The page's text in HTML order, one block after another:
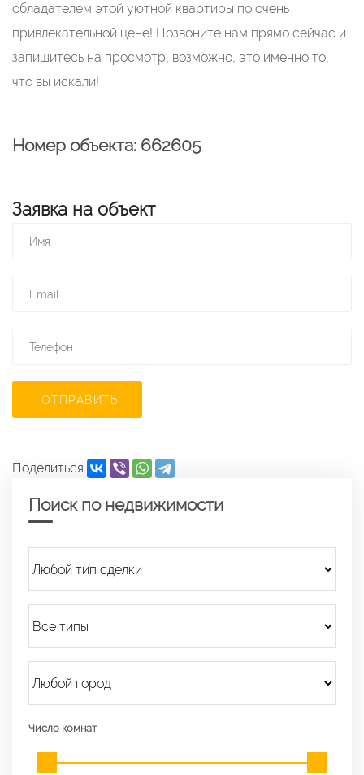
обладателем этой уютной квартиры по очень
привлекательной цене! Позвоните нам прямо сейчас и
запишитесь на просмотр, возможно, это именно то,
что вы искали!
Номер объекта: 662605
Заявка на объект
ОТПРАВИТЬ
Поделиться
Поиск по недвижимости
Число комнат